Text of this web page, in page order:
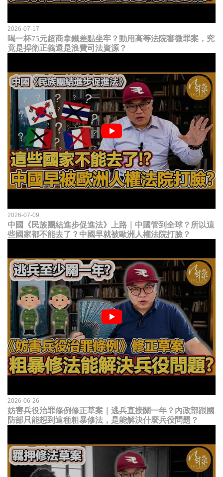
2026-07-17
喝一杯75元超商拿鐵差點坐牢？動用高等法院審微罪案，究
竟是捍衛正義還是浪費司法資源？
2026-07-09
中國《民族團結進步促進法》上路｜中國管到全球？所以這
些國家都不能去了？中國早就被歐洲人權法院打臉？
2026-06-26
妨害兵役治罪條例修正草案｜逃兵直接關一年？內政部跟國
防部只能想到這種粗暴修法，是能解決什麼兵役問題？